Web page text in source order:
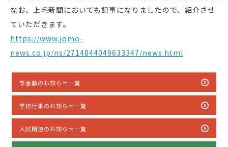
なお、上毛新聞においても記事になりましたので、紹介させ
ていただきます。
https://www.jomo-
news.co.jp/ns/2714844049633347/news.html
部活動のお知らせ一覧
学校行事のお知らせ一覧
入試関連のお知らせ一覧